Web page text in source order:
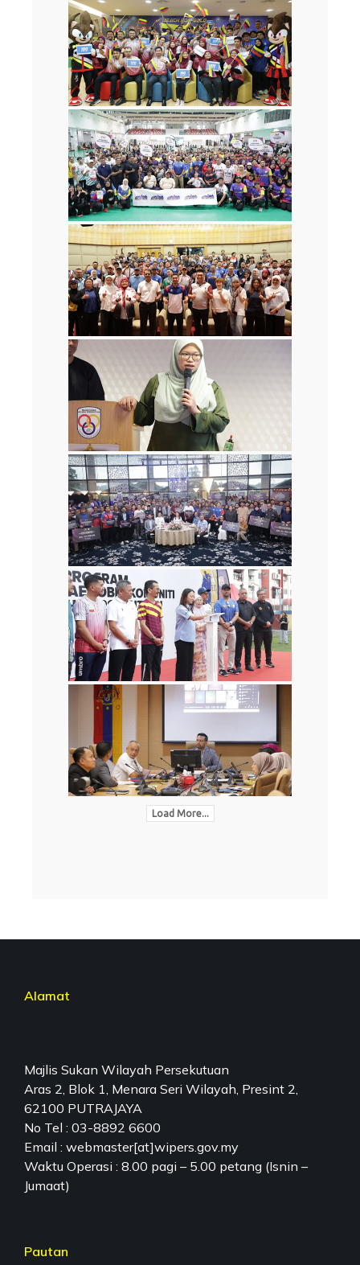
Load More...
Alamat
Majlis Sukan Wilayah Persekutuan
Aras 2, Blok 1, Menara Seri Wilayah, Presint 2,
62100 PUTRAJAYA
No Tel : 03-8892 6600
Email : webmaster[at]wipers.gov.my
Waktu Operasi : 8.00 pagi – 5.00 petang (Isnin –
Jumaat)
Pautan